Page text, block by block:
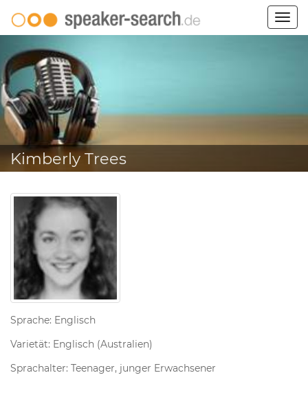
Kimberly Trees
Sprache: Englisch
Varietät: Englisch (Australien)
Sprachalter: Teenager, junger Erwachsener